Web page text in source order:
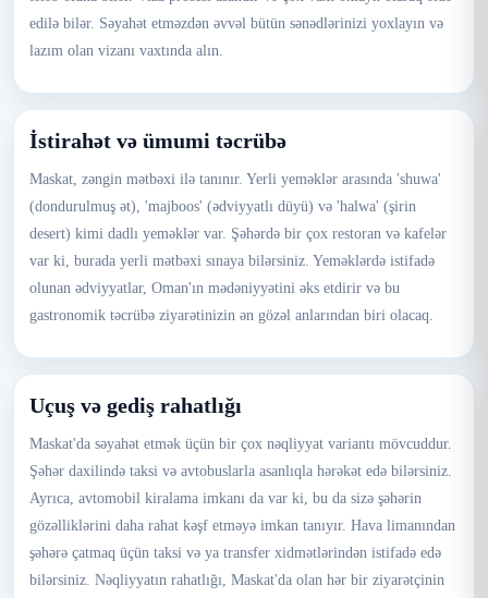
edilə bilər. Səyahət etməzdən əvvəl bütün sənədlərinizi yoxlayın və
lazım olan vizanı vaxtında alın.
İstirahət və ümumi təcrübə
Maskat, zəngin mətbəxi ilə tanınır. Yerli yeməklər arasında 'shuwa'
(dondurulmuş ət), 'majboos' (ədviyyatlı düyü) və 'halwa' (şirin
desert) kimi dadlı yeməklər var. Şəhərdə bir çox restoran və kafelər
var ki, burada yerli mətbəxi sınaya bilərsiniz. Yeməklərdə istifadə
olunan ədviyyatlar, Oman'ın mədəniyyətini əks etdirir və bu
gastronomik təcrübə ziyarətinizin ən gözəl anlarından biri olacaq.
Uçuş və gediş rahatlığı
Maskat'da səyahət etmək üçün bir çox nəqliyyat variantı mövcuddur.
Şəhər daxilində taksi və avtobuslarla asanlıqla hərəkət edə bilərsiniz.
Ayrıca, avtomobil kiralama imkanı da var ki, bu da sizə şəhərin
gözəlliklərini daha rahat kəşf etməyə imkan tanıyır. Hava limanından
şəhərə çatmaq üçün taksi və ya transfer xidmətlərindən istifadə edə
bilərsiniz. Nəqliyyatın rahatlığı, Maskat'da olan hər bir ziyarətçinin